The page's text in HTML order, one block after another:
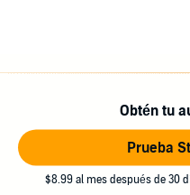
Obtén tu
Prueba
$8.99 al mes después de 30